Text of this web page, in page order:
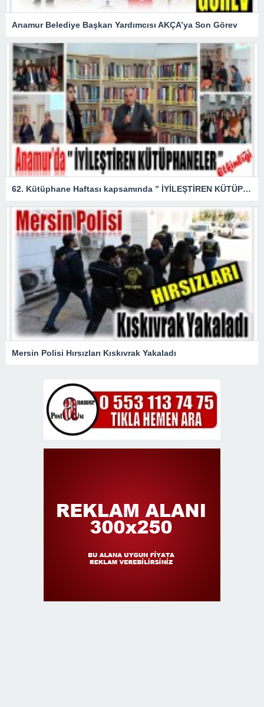
Anamur Belediye Başkan Yardımcısı AKÇA’ya Son Görev
62. Kütüphane Haftası kapsamında ” İYİLEŞTİREN KÜTÜPHANELER ” etkinliği düzenlendi.
Mersin Polisi Hırsızları Kıskıvrak Yakaladı